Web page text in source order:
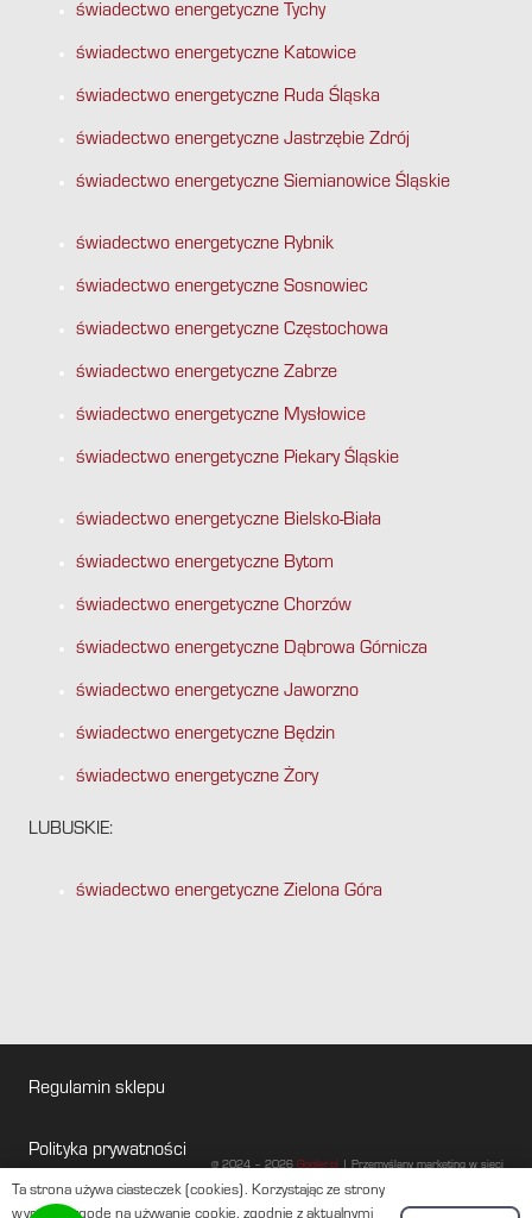
świadectwo energetyczne Tychy
świadectwo energetyczne Katowice
świadectwo energetyczne Ruda Śląska
świadectwo energetyczne Jastrzębie Zdrój
świadectwo energetyczne Siemianowice Śląskie
świadectwo energetyczne Rybnik
świadectwo energetyczne Sosnowiec
świadectwo energetyczne Częstochowa
świadectwo energetyczne Zabrze
świadectwo energetyczne Mysłowice
świadectwo energetyczne Piekary Śląskie
świadectwo energetyczne Bielsko-Biała
świadectwo energetyczne Bytom
świadectwo energetyczne Chorzów
świadectwo energetyczne Dąbrowa Górnicza
świadectwo energetyczne Jaworzno
świadectwo energetyczne Będzin
świadectwo energetyczne Żory
LUBUSKIE:
świadectwo energetyczne Zielona Góra
Regulamin sklepu
Polityka prywatności
Baza wiedzy
@ 2024 – 2026Gogler.pl| Przemyślany marketing w sieci
Ta strona używa ciasteczek (cookies). Korzystając ze strony